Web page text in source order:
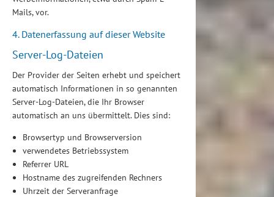
Mails, vor.
4. Datenerfassung auf dieser Website
Server-Log-Dateien
Der Provider der Seiten erhebt und speichert
automatisch Informationen in so genannten
Server-Log-Dateien, die Ihr Browser
automatisch an uns übermittelt. Dies sind:
Browsertyp und Browserversion
verwendetes Betriebssystem
Referrer URL
Hostname des zugreifenden Rechners
Uhrzeit der Serveranfrage